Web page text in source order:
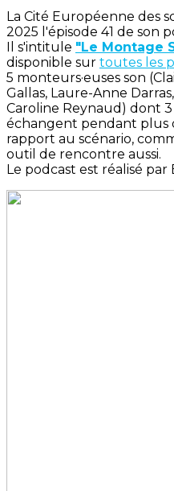
La Cité Européenne des
2025 l'épisode 41 de son
Il s'intitule "Le Montage
disponible sur toutes les
5 monteurs·euses son
Gallas, Laure-Anne
Caroline Reynaud) dont
échangent pendant
rapport au scénario,
outil de rencontre aussi.
Le podcast est réalisé